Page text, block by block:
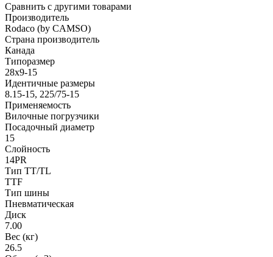
Сравнить с другими товарами
Производитель
Rodaco (by CAMSO)
Страна производитель
Канада
Типоразмер
28x9-15
Идентичные размеры
8.15-15, 225/75-15
Применяемость
Вилочные погрузчики
Посадочный диаметр
15
Слойность
14PR
Тип TT/TL
TTF
Тип шины
Пневматическая
Диск
7.00
Вес (кг)
26.5